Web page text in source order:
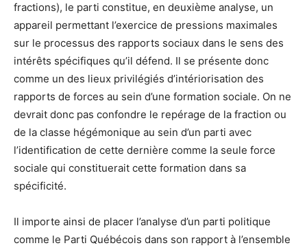
fractions), le parti constitue, en deuxième analyse, un
appareil permettant l’exercice de pressions maximales
sur le processus des rapports sociaux dans le sens des
intérêts spécifiques qu’il défend. Il se présente donc
comme un des lieux privilégiés d’intériorisation des
rapports de forces au sein d’une formation sociale. On ne
devrait donc pas confondre le repérage de la fraction ou
de la classe hégémonique au sein d’un parti avec
l’identification de cette dernière comme la seule force
sociale qui constituerait cette formation dans sa
spécificité.
Il importe ainsi de placer l’analyse d’un parti politique
comme le Parti Québécois dans son rapport à l’ensemble